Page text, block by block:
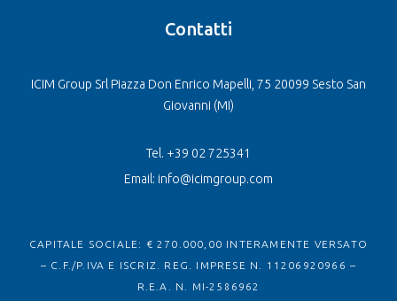
Contatti
ICIM Group Srl Piazza Don Enrico Mapelli, 75 20099 Sesto San
Giovanni (MI)
Tel. +39 02 725341
Email: info@icimgroup.com
CAPITALE SOCIALE: € 270.000,00 INTERAMENTE VERSATO
– C.F./P.IVA E ISCRIZ. REG. IMPRESE N. 11206920966 –
R.E.A. N. MI-2586962